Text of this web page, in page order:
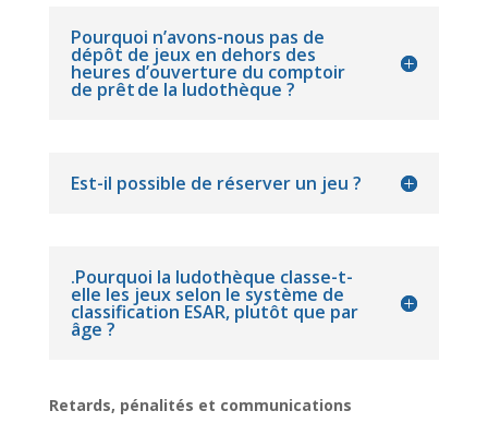
Pourquoi n’avons-nous pas de
dépôt de jeux en dehors des
heures d’ouverture du comptoir
de prêt de la ludothèque ?
Est-il possible de réserver un jeu ?
.Pourquoi la ludothèque classe-t-
elle les jeux selon le système de
classification ESAR, plutôt que par
âge ?
Retards, pénalités et communications